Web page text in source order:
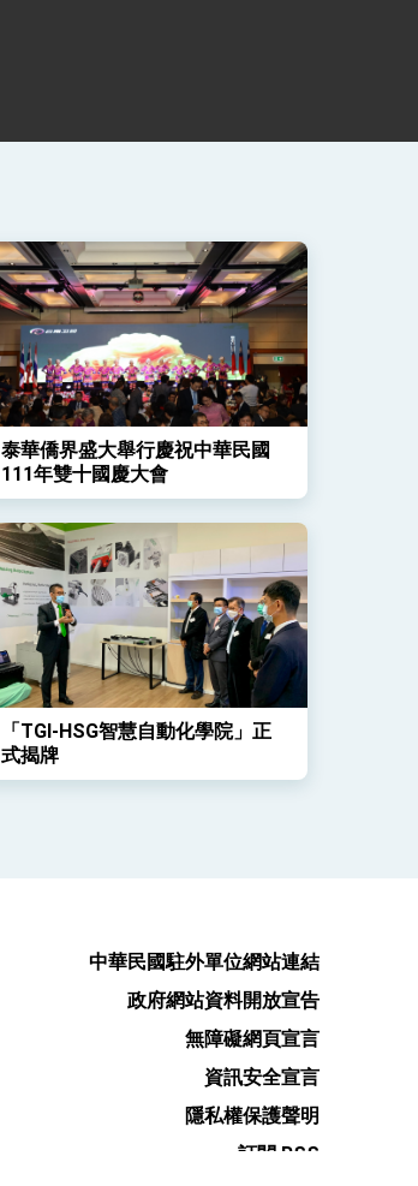
泰華僑界盛大舉行慶祝中華民國
111年雙十國慶大會
「TGI-HSG智慧自動化學院」正
式揭牌
中華民國駐外單位網站連結
政府網站資料開放宣告
無障礙網頁宣言
資訊安全宣言
隱私權保護聲明
訂閱 RSS